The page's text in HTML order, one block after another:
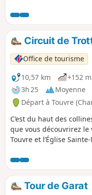
Circuit de
Office de tourisme
10,57 km
+152 m
3h 25
Moyenne
Départ à Touvre
C’est du haut des
que vous découvrirez le
Touvre et l’Église
jaillissent les sources de
seconde résurgence de
Tour de Garat